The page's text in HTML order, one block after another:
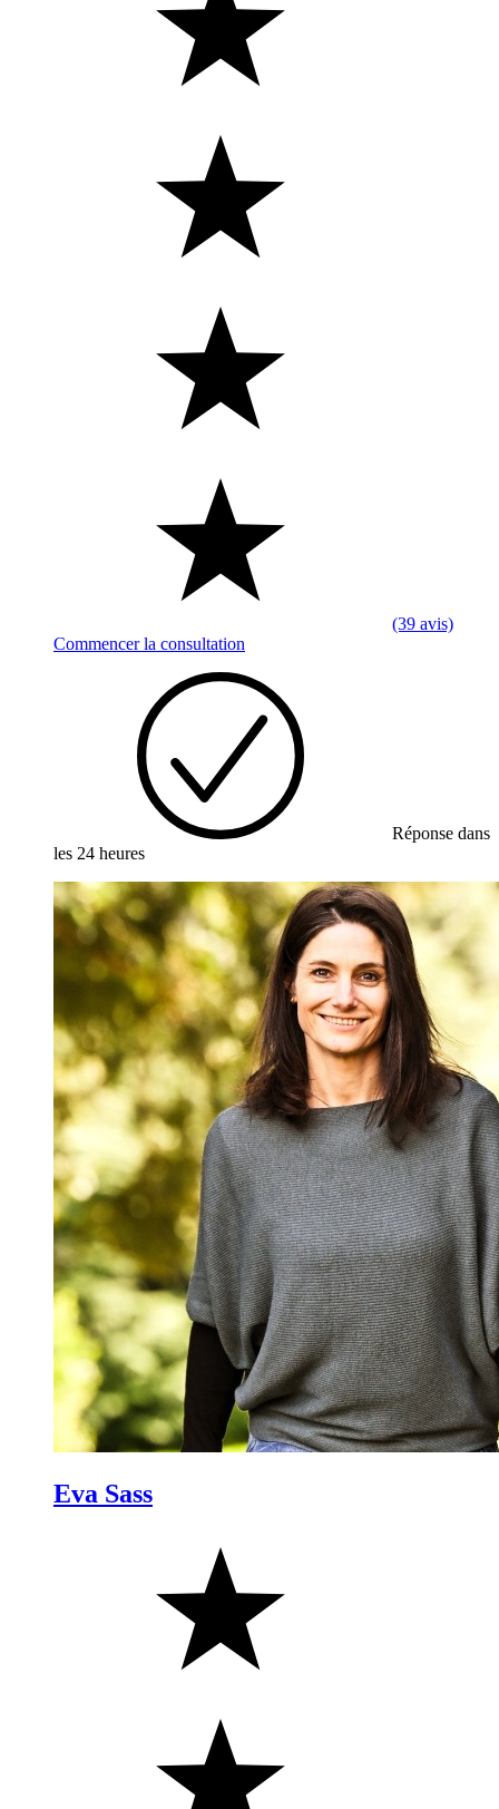
(39 avis)
Commencer la consultation
Réponse dans
les 24 heures
Eva Sass